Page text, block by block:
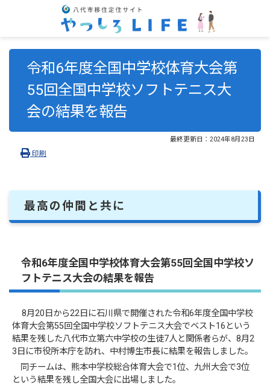
令和6年度全国中学校体育大会第
55回全国中学校ソフトテニス大
会の結果を報告
最終更新日： 2024年8月23日
印刷
最高の仲間と共に
令和6年度全国中学校体育大会第55回全国中学校ソ
フトテニス大会の結果を報告
8月20日から22日に石川県で開催された令和6年度全国中学校
体育大会第55回全国中学校ソフトテニス大会でベスト16という
結果を残した八代市立第六中学校の生徒7人と関係者らが、8月2
3日に市役所本庁を訪れ、中村博生市長に結果を報告しました。
同チームは、熊本中学校総合体育大会で1位、九州大会で3位
という結果を残し全国大会に出場しました。